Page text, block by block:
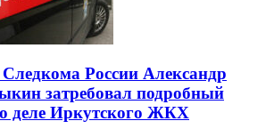
России Александр
затребовал подробный
о деле Иркутского ЖКХ